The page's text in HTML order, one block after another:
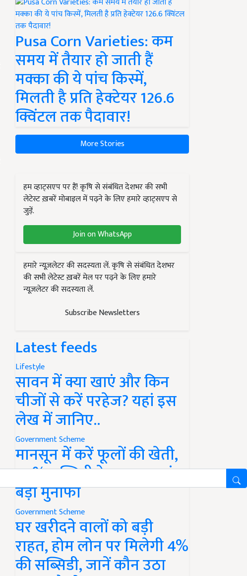
Pusa Corn Varieties: कम
समय में तैयार हो जाती हैं
मक्का की ये पांच किस्में,
मिलती है प्रति हेक्टेयर 126.6
क्विंटल तक पैदावार!
More Stories
हम व्हाट्सएप पर हैं! कृषि से संबंधित देशभर की सभी
लेटेस्ट ख़बरें मोबाइल में पढ़ने के लिए हमारे व्हाट्सएप से
जुड़ें.
Join on WhatsApp
हमारे न्यूज़लेटर की सदस्यता लें. कृषि से संबंधित देशभर
की सभी लेटेस्ट ख़बरें मेल पर पढ़ने के लिए हमारे
न्यूज़लेटर की सदस्यता लें.
Subscribe Newsletters
Latest feeds
Lifestyle
सावन में क्या खाएं और किन
चीजों से करें परहेज? यहां इस
लेख में जानिए..
Government Scheme
मानसून में करें फूलों की खेती,
50% सब्सिडी के साथ कमाएं
बड़ा मुनाफा
Government Scheme
घर खरीदने वालों को बड़ी
राहत, होम लोन पर मिलेगी 4%
की सब्सिडी, जानें कौन उठा